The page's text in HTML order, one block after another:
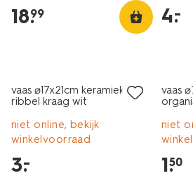
18.
99 4.
–
vaas ⌀17x21cm keramiek
ribbel kraag wit
niet online, bekijk
winkelvoorraad
3.
–
vaas
niet
1.
50